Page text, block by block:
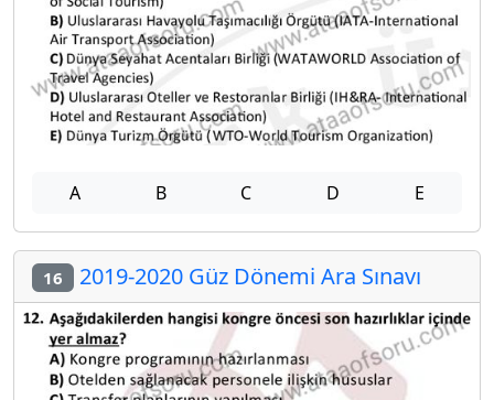
A B C D E
16 2019-2020 Güz Dönemi Ara Sınavı